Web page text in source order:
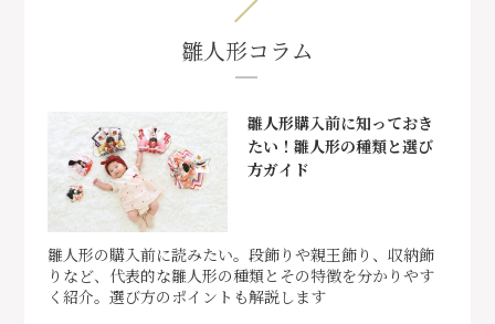
雛人形コラム
雛人形購入前に知っておき
たい！雛人形の種類と選び
方ガイド
雛人形の購入前に読みたい。段飾りや親王飾り、収納飾
りなど、代表的な雛人形の種類とその特徴を分かりやす
く紹介。選び方のポイントも解説します